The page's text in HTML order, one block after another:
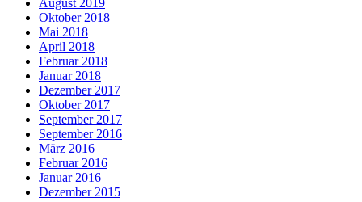
August 2019
Oktober 2018
Mai 2018
April 2018
Februar 2018
Januar 2018
Dezember 2017
Oktober 2017
September 2017
September 2016
März 2016
Februar 2016
Januar 2016
Dezember 2015